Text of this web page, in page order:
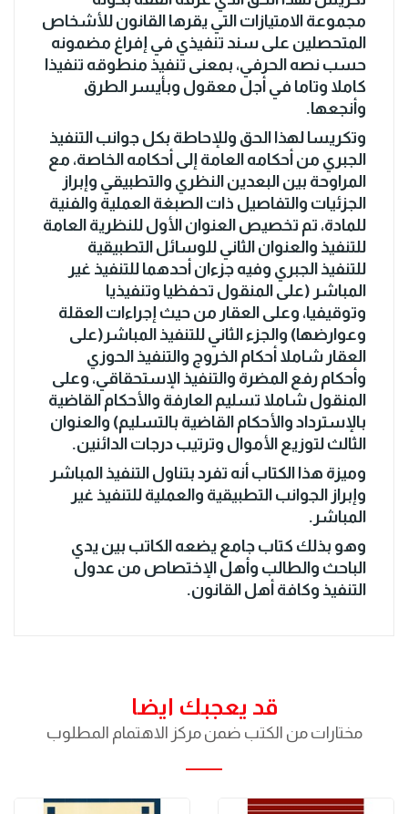
مجموعة الامتيازات التي يقرها القانون للأشخاص
المتحصلين على سند تنفيذي في إفراغ مضمونه
حسب نصه الحرفي، بمعنى تنفيذ منطوقه تنفيذا
كاملا وتاما في أجل معقول وبأيسر الطرق
وأنجعها.
وتكريسا لهذا الحق وللإحاطة بكل جوانب التنفيذ
الجبري من أحكامه العامة إلى أحكامه الخاصة، مع
المراوحة بين البعدين النظري والتطبيقي وإبراز
الجزئيات والتفاصيل ذات الصبغة العملية والفنية
للمادة، تم تخصيص العنوان الأول للنظرية العامة
للتنفيذ والعنوان الثاني للوسائل التطبيقية
للتنفيذ الجبري وفيه جزءان أحدهما للتنفيذ غير
المباشر (على المنقول تحفظيا وتنفيذيا
وتوقيفيا، وعلى العقار من حيث إجراءات العقلة
وعوارضها) والجزء الثاني للتنفيذ المباشر(على
العقار شاملا أحكام الخروج والتنفيذ الحوزي
وأحكام رفع المضرة والتنفيذ الإستحقاقي، وعلى
المنقول شاملا تسليم العارفة والأحكام القاضية
بالإسترداد والأحكام القاضية بالتسليم) والعنوان
الثالث لتوزيع الأموال وترتيب درجات الدائنين.
وميزة هذا الكتاب أنه تفرد بتناول التنفيذ المباشر
وإبراز الجوانب التطبيقية والعملية للتنفيذ غير
المباشر.
وهو بذلك كتاب جامع يضعه الكاتب بين يدي
الباحث والطالب وأهل الإختصاص من عدول
التنفيذ وكافة أهل القانون.
قد يعجبك ايضا
مختارات من الكتب ضمن مركز الاهتمام المطلوب